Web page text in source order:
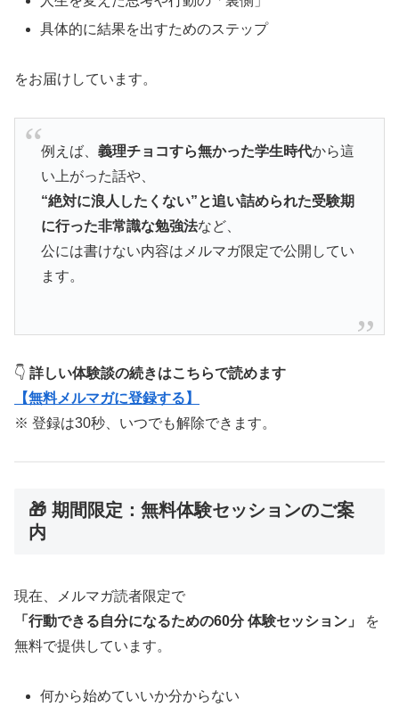
具体的に結果を出すためのステップ
をお届けしています。
例えば、 義理チョコすら無かった学生時代から這
い上がった話や、
“絶対に浪人したくない”と追い詰められた受験期
に行った非常識な勉強法など、
公には書けない内容はメルマガ限定で公開してい
ます。
👇 詳しい体験談の続きはこちらで読めます
【無料メルマガに登録する】
※ 登録は30秒、いつでも解除できます。
🎁 期間限定：無料体験セッションのご案
内
現在、メルマガ読者限定で
「行動できる自分になるための60分 体験セッション」
を
無料で提供しています。
何から始めていいか分からない